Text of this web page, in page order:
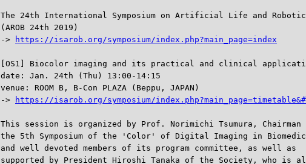
The 24th International Symposium on Artificial Life and
(AROB 24th 2019)
->
https://isarob.org/symposium/index.php?main_page=index
[OS1] Biocolor imaging and its practical and clinical
date: Jan. 24th (Thu) 13:00-14:15
venue: ROOM B, B-Con PLAZA (Beppu, JAPAN)
->
https://isarob.org/symposium/
This session is organized by Prof. Norimichi Tsumura, Chairman
the 5th Symposium of the 'Color' of Digital Imaging in
and well devoted members of its program committee, as well as
supported by President Hiroshi Tanaka of the Society, who is